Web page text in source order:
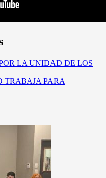
LA UNIDAD DE LOS
TRABAJA PARA